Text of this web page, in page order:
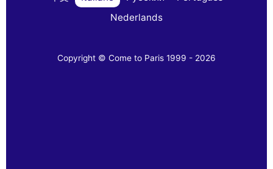
Nederlands
Copyright © Come to Paris 1999 - 2026